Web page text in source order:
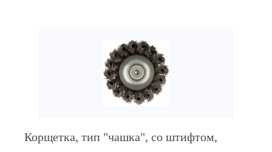
Корщетка, тип "чашка", со штифтом,